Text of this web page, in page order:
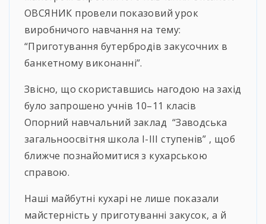
ОВСЯНИК провели показовий урок
виробничого навчання на тему:
“Приготування бутербродів закусочних в
банкетному виконанні”.
Звісно, що скориставшись нагодою на захід
було запрошено учнів 10–11 класів
Опорний навчальний заклад “Заводська
загальноосвітня школа І-ІІІ ступенів” , щоб
ближче познайомитися з кухарською
справою.
Наші майбутні кухарі не лише показали
майстерність у приготуванні закусок, а й